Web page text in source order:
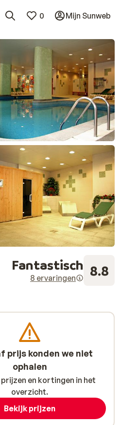
0 Mijn Sunweb
Fantastisch
8 ervaringen 8.8
prijs konden we niet
ophalen
prijzen en kortingen in het
overzicht.
Bekijk prijzen